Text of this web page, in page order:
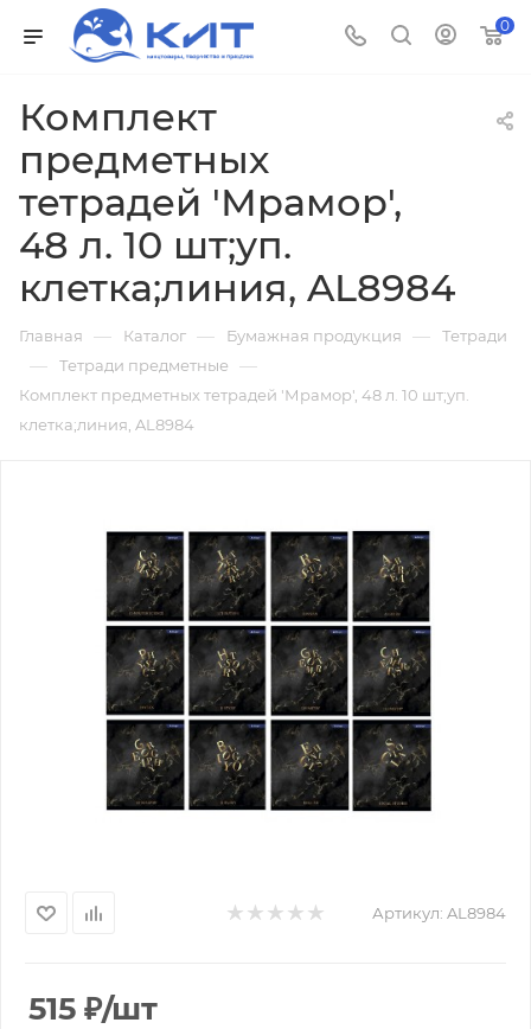
0
Комплект
предметных
тетрадей 'Мрамор',
48 л. 10 шт;уп.
клетка;линия, AL8984
Главная — Каталог — Бумажная продукция — Тетради
— Тетради предметные —
Комплект предметных тетрадей 'Мрамор', 48 л. 10 шт;уп.
клетка;линия, AL8984
Артикул: AL8984
515 ₽/шт